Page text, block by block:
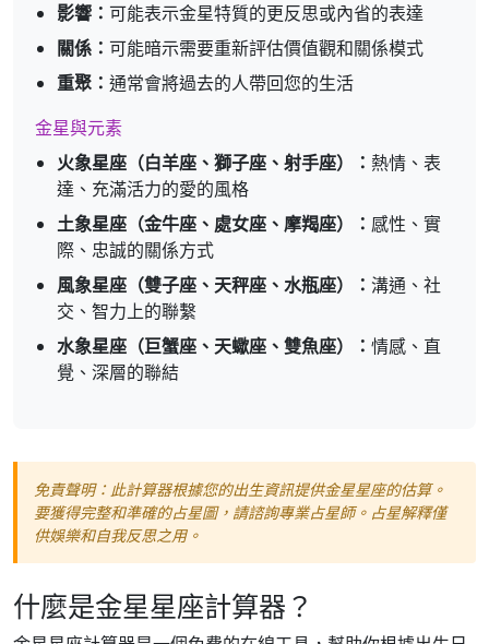
影響： 可能表示金星特質的更反思或內省的表達
關係： 可能暗示需要重新評估價值觀和關係模式
重聚： 通常會將過去的人帶回您的生活
金星與元素
火象星座（白羊座、獅子座、射手座）： 熱情、表
達、充滿活力的愛的風格
土象星座（金牛座、處女座、摩羯座）： 感性、實
際、忠誠的關係方式
風象星座（雙子座、天秤座、水瓶座）： 溝通、社
交、智力上的聯繫
水象星座（巨蟹座、天蠍座、雙魚座）： 情感、直
覺、深層的聯結
免責聲明：此計算器根據您的出生資訊提供金星星座的估算。
要獲得完整和準確的占星圖，請諮詢專業占星師。占星解釋僅
供娛樂和自我反思之用。
什麼是金星星座計算器？